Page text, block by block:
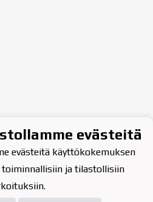
evästeitä
evästeitä käyttökokemuksen
toiminnallisiin ja tilastollisiin